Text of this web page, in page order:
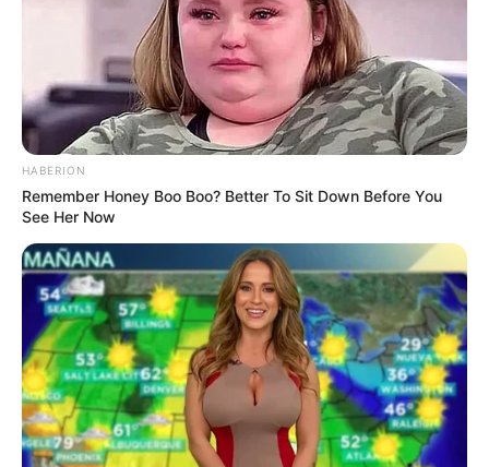
Serem! 9 Chat Ojek Online &
Pelanggan Ini Bikin Auto
Merinding
HABERION
Remember Honey Boo Boo? Better To Sit Down Before You
See Her Now